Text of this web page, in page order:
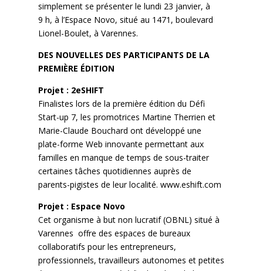
simplement se présenter le lundi 23 janvier, à
9 h, à l’Espace Novo, situé au 1471, boulevard
Lionel-Boulet, à Varennes.
DES NOUVELLES DES PARTICIPANTS DE LA
PREMIÈRE ÉDITION
Projet : 2eSHIFT
Finalistes lors de la première édition du Défi
Start-up 7, les promotrices Martine Therrien et
Marie-Claude Bouchard ont développé une
plate-forme Web innovante permettant aux
familles en manque de temps de sous-traiter
certaines tâches quotidiennes auprès de
parents-pigistes de leur localité. www.eshift.com
Projet : Espace Novo
Cet organisme à but non lucratif (OBNL) situé à
Varennes offre des espaces de bureaux
collaboratifs pour les entrepreneurs,
professionnels, travailleurs autonomes et petites